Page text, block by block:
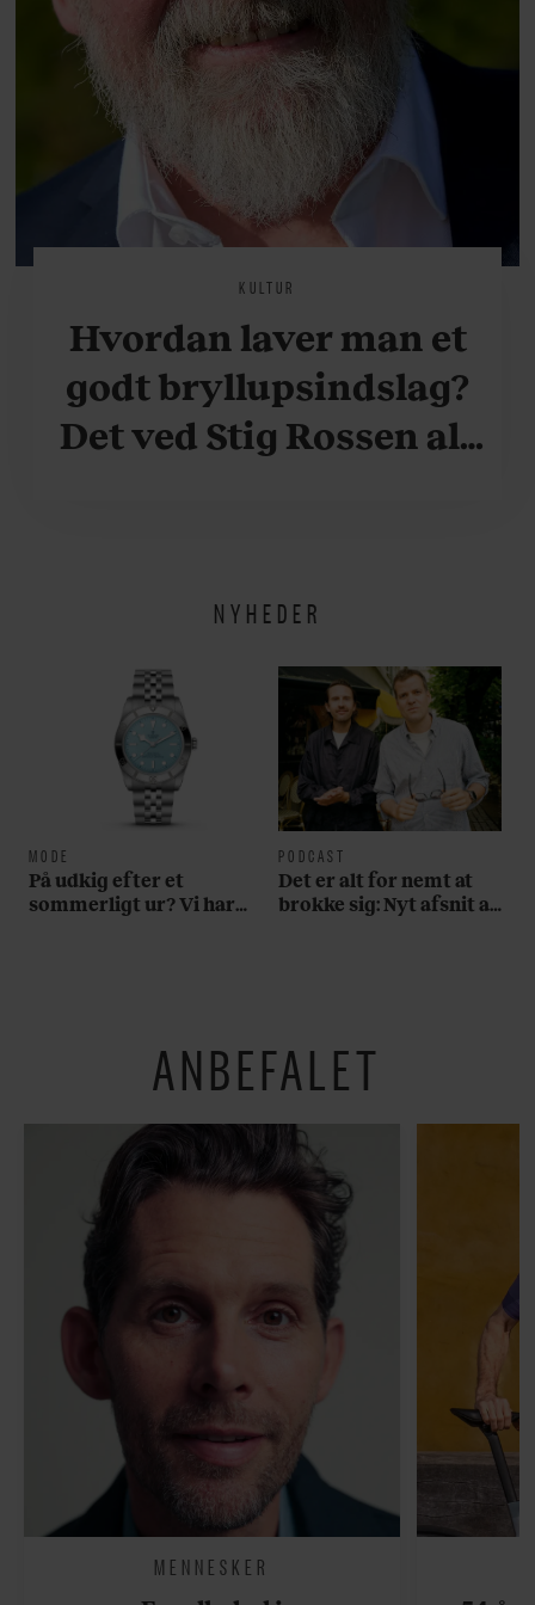
KULTUR
Hvordan laver man et
godt bryllupsindslag?
Det ved Stig Rossen alt
NYHEDER
MODE
På udkig efter et
sommerligt ur? Vi har
PODCAST
Det er alt for nemt at
brokke sig: Nyt afsnit af
ANBEFALET
MENNESKER